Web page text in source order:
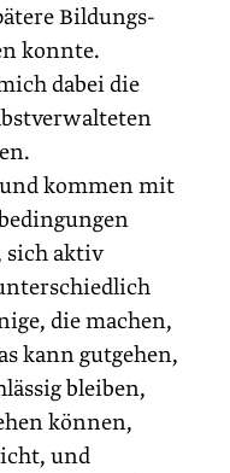
Bildungs-
konnte.
dabei die
kommen mit
sich aktiv
die machen,
kann gutgehen,
bleiben,
können,
und